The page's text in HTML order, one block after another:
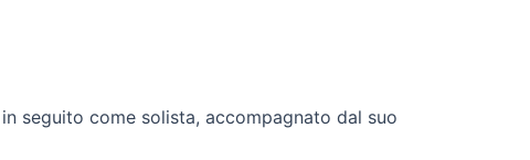
seguito come solista, accompagnato dal suo